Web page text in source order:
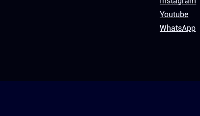
Youtube
WhatsApp